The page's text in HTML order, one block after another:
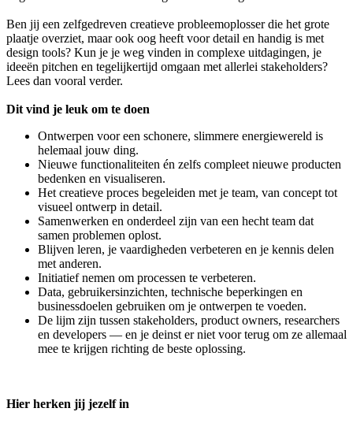
Ben jij een zelfgedreven creatieve probleemoplosser die het grote
plaatje overziet, maar ook oog heeft voor detail en handig is met
design tools? Kun je je weg vinden in complexe uitdagingen, je
ideeën pitchen en tegelijkertijd omgaan met allerlei stakeholders?
Lees dan vooral verder.
Dit vind je leuk om te doen
Ontwerpen voor een schonere, slimmere energiewereld is
helemaal jouw ding.
Nieuwe functionaliteiten én zelfs compleet nieuwe producten
bedenken en visualiseren.
Het creatieve proces begeleiden met je team, van concept tot
visueel ontwerp in detail.
Samenwerken en onderdeel zijn van een hecht team dat
samen problemen oplost.
Blijven leren, je vaardigheden verbeteren en je kennis delen
met anderen.
Initiatief nemen om processen te verbeteren.
Data, gebruikersinzichten, technische beperkingen en
businessdoelen gebruiken om je ontwerpen te voeden.
De lijm zijn tussen stakeholders, product owners, researchers
en developers — en je deinst er niet voor terug om ze allemaal
mee te krijgen richting de beste oplossing.
Hier herken jij jezelf in